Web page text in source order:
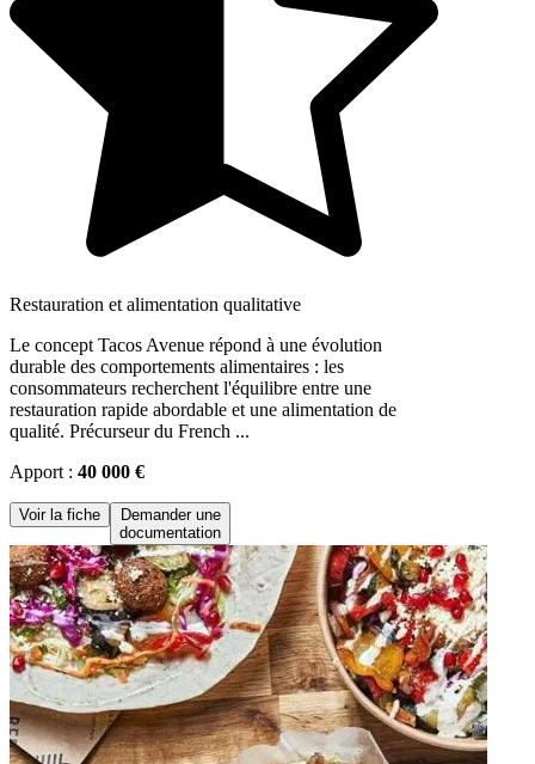
Restauration et alimentation qualitative
Le concept Tacos Avenue répond à une évolution
durable des comportements alimentaires : les
consommateurs recherchent l'équilibre entre une
restauration rapide abordable et une alimentation de
qualité. Précurseur du French ...
Apport : 40 000 €
Voir la fiche
Demander une
documentation